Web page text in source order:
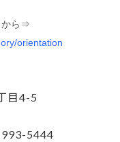
から⇒
orientation
目4-5
5444